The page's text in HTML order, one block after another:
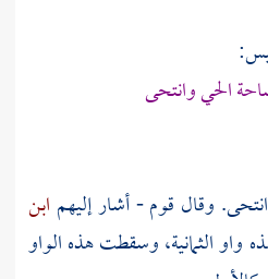
الحي وانتحى
وقال قوم - أشار إليهم ابن
الثمانية، وسقطت هذه الواو